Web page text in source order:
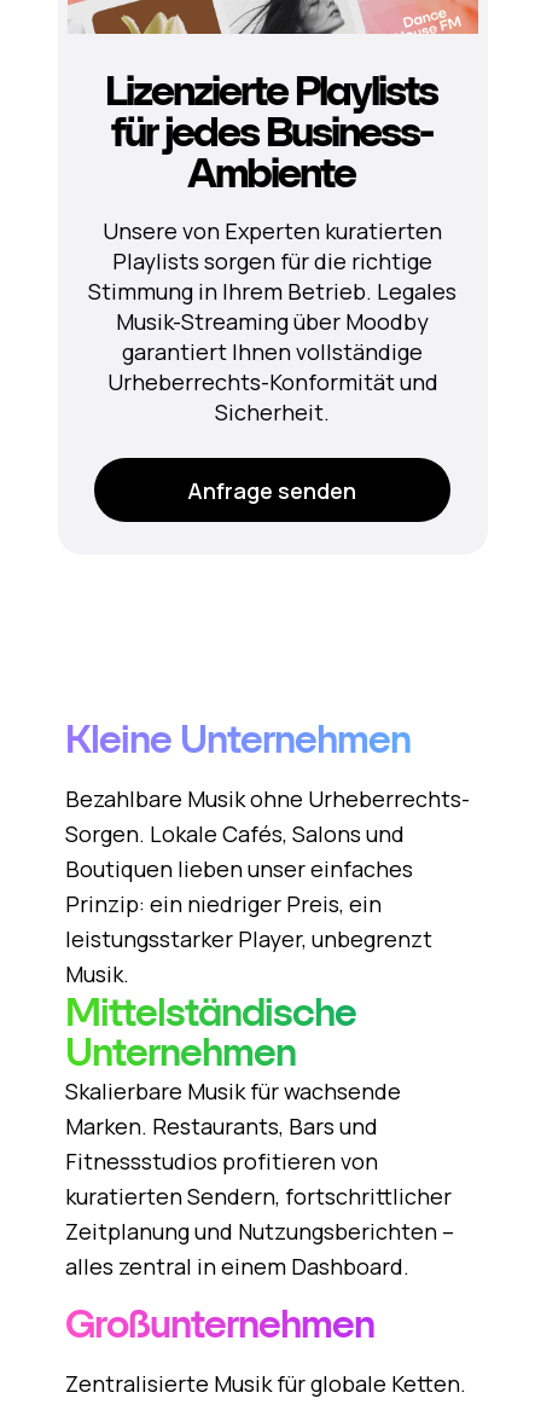
Anfrage senden
Unsere von Experten kuratierten
Playlists sorgen für die richtige
Stimmung in Ihrem Betrieb. Legales
Musik-Streaming über Moodby
garantiert Ihnen vollständige
Urheberrechts-Konformität und
Sicherheit.
Lizenzierte Playlists
für jedes Business-
Ambiente
Kleine Unternehmen
Bezahlbare Musik ohne Urheberrechts-
Sorgen. Lokale Cafés, Salons und
Boutiquen lieben unser einfaches
Prinzip: ein niedriger Preis, ein
leistungsstarker Player, unbegrenzt
Musik.
Mittelständische
Unternehmen
Skalierbare Musik für wachsende
Marken. Restaurants, Bars und
Fitnessstudios profitieren von
kuratierten Sendern, fortschrittlicher
Zeitplanung und Nutzungsberichten –
alles zentral in einem Dashboard.
Großunternehmen
Zentralisierte Musik für globale Ketten.